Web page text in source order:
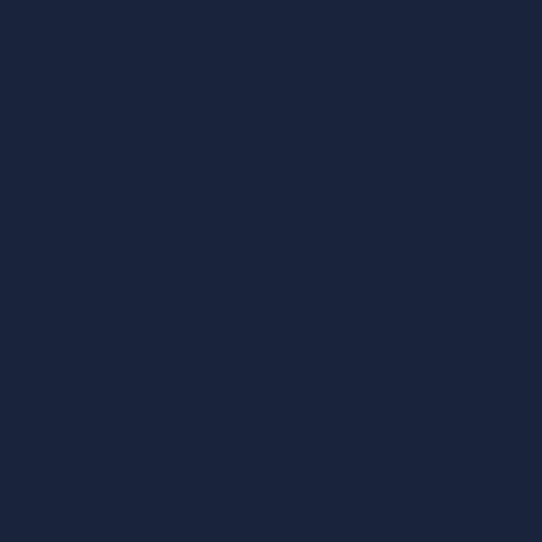
человек. У большинства
этого полиса — и
сиуди в «Меухедет»,